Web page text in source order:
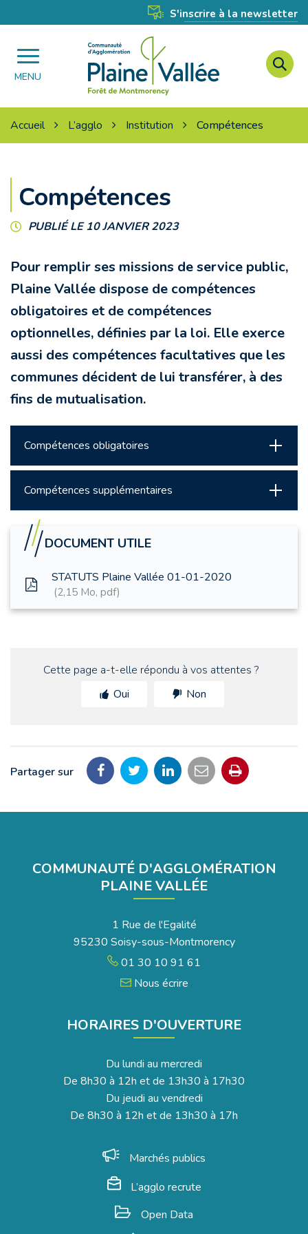
S'inscrire à la newsletter
MENU
Agglomération
Plaine
Vallée
Accueil L’agglo Institution Compétences
Compétences
PUBLIÉ LE 10 JANVIER 2023
Pour remplir ses missions de service public,
Plaine Vallée dispose de compétences
obligatoires et de compétences
optionnelles, définies par la loi. Elle exerce
aussi des compétences facultatives que les
communes décident de lui transférer, à des
fins de mutualisation.
Compétences obligatoires
Compétences supplémentaires
DOCUMENT UTILE
STATUTS Plaine Vallée 01-01-2020
2,15 Mo, pdf
Cette page a-t-elle répondu à vos attentes ?
Oui
Non
Partager sur
Partager
Facebook
Partager
Twitter
Partager
LinkedIn
Partager
email
Imprimer
page
COMMUNAUTÉ D'AGGLOMÉRATION
PLAINE VALLÉE
1 Rue de l'Egalité
95230 Soisy-sous-Montmorency
01 30 10 91 61
Nous écrire
HORAIRES D'OUVERTURE
Du lundi au mercredi
De 8h30 à 12h et de 13h30 à 17h30
Du jeudi au vendredi
De 8h30 à 12h et de 13h30 à 17h
Marchés publics
L’agglo recrute
Open Data